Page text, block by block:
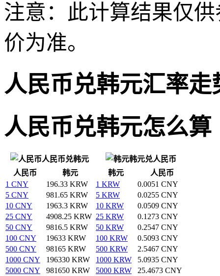
注意：此计算结果仅
价为准。
人民币兑韩元汇率走
人民币兑韩元怎么算
人民币兑韩元
韩元兑人民币
人民币
韩元 韩元
人民币
1 CNY
196.33 KRW 1 KRW
0.0051 CNY
5 CNY
981.65 KRW 5 KRW
0.0255 CNY
10 CNY
1963.3 KRW 10 KRW
0.0509 CNY
25 CNY
4908.25 KRW 25 KRW
0.1273 CNY
50 CNY
9816.5 KRW 50 KRW
0.2547 CNY
100 CNY
19633 KRW 100 KRW
0.5093 CNY
500 CNY
98165 KRW 500 KRW
2.5467 CNY
1000 CNY
196330 KRW 1000 KRW
5.0935 CNY
5000 CNY
981650 KRW 5000 KRW
25.4673 CNY